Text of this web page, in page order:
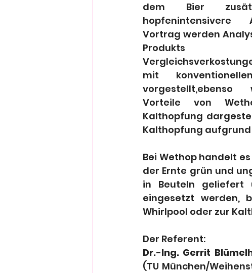
dem Bier
hopfenintensivere
Vortrag werden
Produkts
mit
Vorteile von
Kalthopfung
Kalthopfung
Bei Wethop handelt
der Ernte grün und
in Beuteln geliefert
eingesetzt werden,
Whirlpool oder zur
Der Referent:
Dr.-Ing. Gerrit
(TU München/